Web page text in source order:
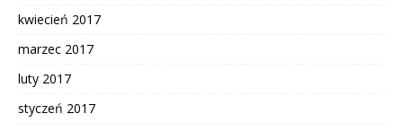
kwiecień 2017
marzec 2017
luty 2017
styczeń 2017